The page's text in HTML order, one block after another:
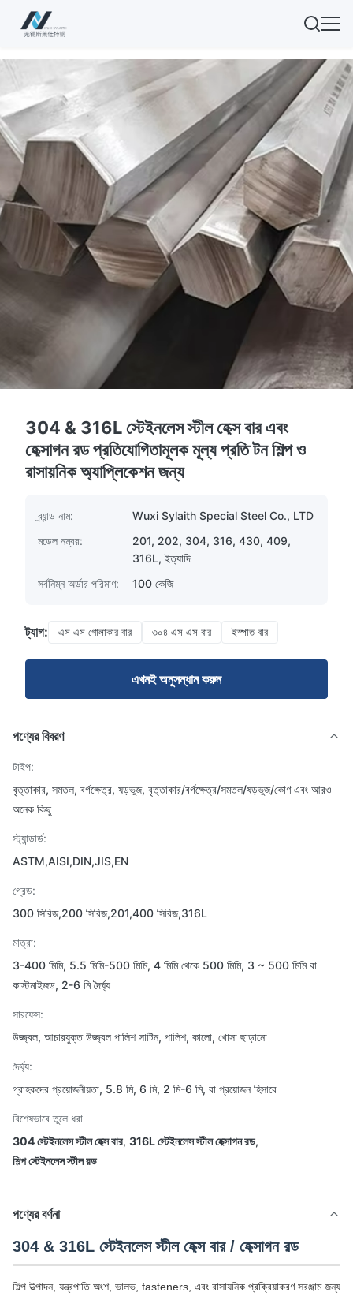
304 & 316L স্টেইনলেস স্টীল হেক্স বার এবং
হেক্সাগন রড প্রতিযোগিতামূলক মূল্য প্রতি টন শিল্প ও
রাসায়নিক অ্যাপ্লিকেশন জন্য
ব্র্যান্ড নাম:
Wuxi Sylaith Special Steel Co., LTD
মডেল নম্বর:
201, 202, 304, 316, 430, 409,
316L, ইত্যাদি
সর্বনিম্ন অর্ডার পরিমাণ:
100 কেজি
ট্যাগ: এস এস গোলাকার বার ৩০৪ এস এস বার ইস্পাত বার
এখনই অনুসন্ধান করুন
পণ্যের বিবরণ
টাইপ:
বৃত্তাকার, সমতল, বর্গক্ষেত্র, ষড়ভুজ, বৃত্তাকার/বর্গক্ষেত্র/সমতল/ষড়ভুজ/কোণ এবং আরও
অনেক কিছু
স্ট্যান্ডার্ড:
ASTM,AISI,DIN,JIS,EN
গ্রেড:
300 সিরিজ,200 সিরিজ,201,400 সিরিজ,316L
মাত্রা:
3-400 মিমি, 5.5 মিমি-500 মিমি, 4 মিমি থেকে 500 মিমি, 3 ~ 500 মিমি বা
কাস্টমাইজড, 2-6 মি দৈর্ঘ্য
সারফেস:
উজ্জ্বল, আচারযুক্ত উজ্জ্বল পালিশ সাটিন, পালিশ, কালো, খোসা ছাড়ানো
দৈর্ঘ্য:
গ্রাহকদের প্রয়োজনীয়তা, 5.8 মি, 6 মি, 2 মি-6 মি, বা প্রয়োজন হিসাবে
বিশেষভাবে তুলে ধরা
304 স্টেইনলেস স্টীল হেক্স বার, 316L স্টেইনলেস স্টীল হেক্সাগন রড,
শিল্প স্টেইনলেস স্টীল রড
পণ্যের বর্ণনা
304 & 316L স্টেইনলেস স্টীল হেক্স বার / হেক্সাগন রড
শিল্প উত্পাদন, যন্ত্রপাতি অংশ, ভালভ, fasteners, এবং রাসায়নিক প্রক্রিয়াকরণ সরঞ্জাম জন্য